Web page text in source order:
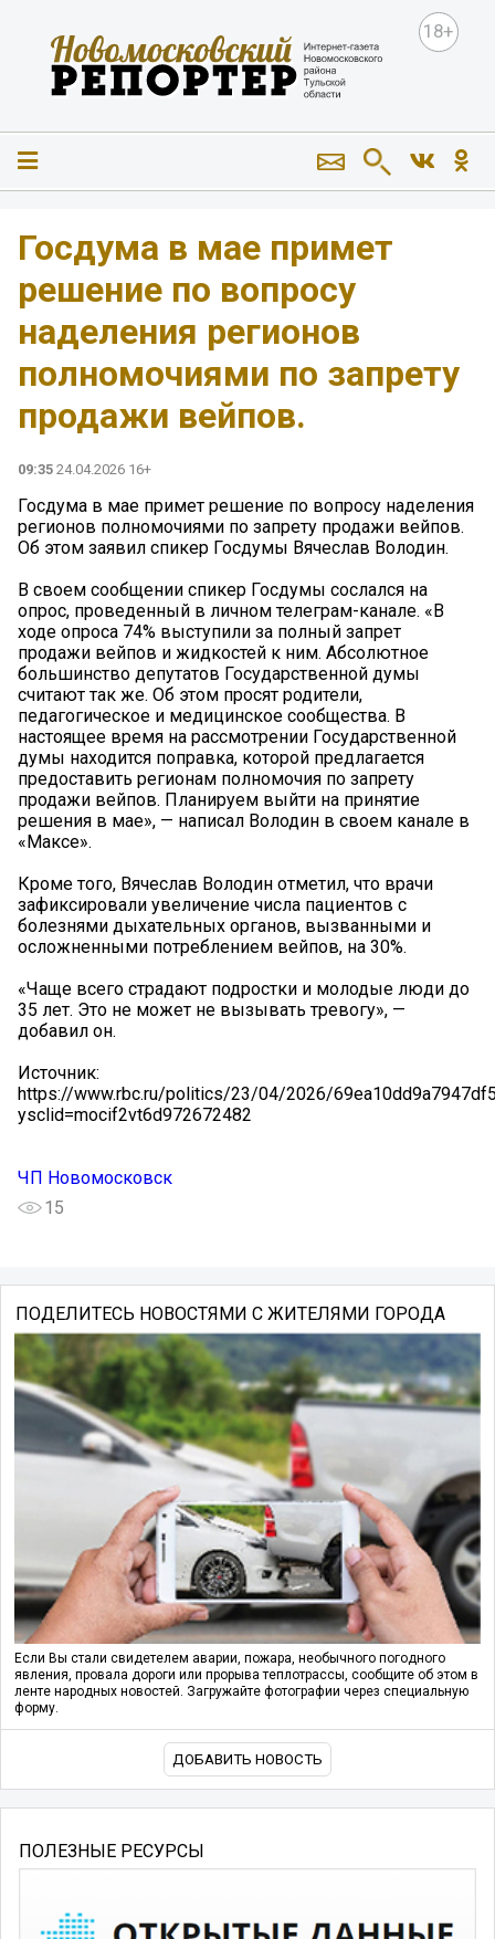
18+
️Госдума в мае примет
решение по вопросу
наделения регионов
полномочиями по запрету
продажи вейпов.
09:35 24.04.2026 16+
️Госдума в мае примет решение по вопросу наделения
регионов полномочиями по запрету продажи вейпов.
Об этом заявил спикер Госдумы Вячеслав Володин.
В своем сообщении спикер Госдумы сослался на
опрос, проведенный в личном телеграм-канале. «В
ходе опроса 74% выступили за полный запрет
продажи вейпов и жидкостей к ним. Абсолютное
большинство депутатов Государственной думы
считают так же. Об этом просят родители,
педагогическое и медицинское сообщества. В
настоящее время на рассмотрении Государственной
думы находится поправка, которой предлагается
предоставить регионам полномочия по запрету
продажи вейпов. Планируем выйти на принятие
решения в мае», — написал Володин в своем канале в
«Максе».
Кроме того, Вячеслав Володин отметил, что врачи
зафиксировали увеличение числа пациентов с
болезнями дыхательных органов, вызванными и
осложненными потреблением вейпов, на 30%.
«Чаще всего страдают подростки и молодые люди до
35 лет. Это не может не вызывать тревогу», —
добавил он.
Источник:
https://www.rbc.ru/politics/23/04/2026/
ysclid=mocif2vt6d972672482
ЧП Новомосковск
15
ПОДЕЛИТЕСЬ НОВОСТЯМИ С ЖИТЕЛЯМИ ГОРОДА
Если Вы стали свидетелем аварии, пожара, необычного погодного
явления, провала дороги или прорыва теплотрассы, сообщите об этом в
ленте народных новостей. Загружайте фотографии через специальную
форму.
ДОБАВИТЬ НОВОСТЬ
ПОЛЕЗНЫЕ РЕСУРСЫ